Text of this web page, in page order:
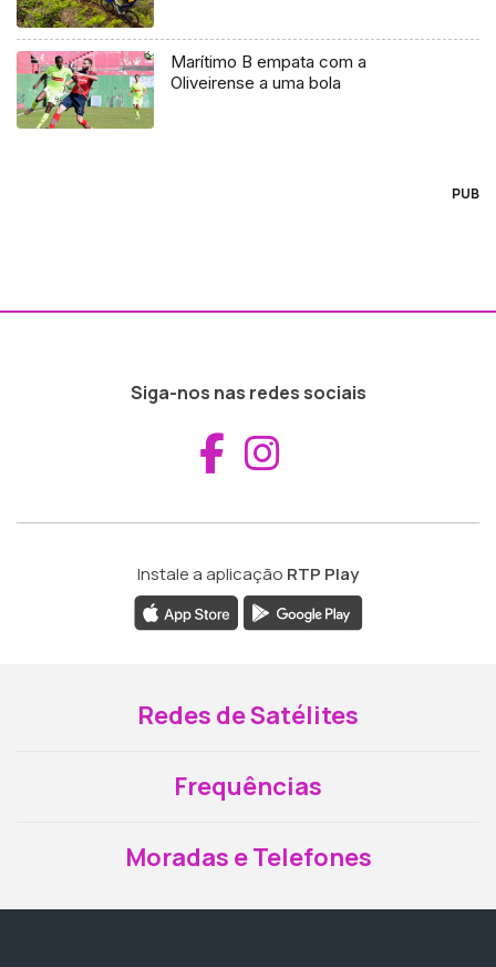
Marítimo B empata com a
Oliveirense a uma bola
PUB
Siga-nos nas redes sociais
Aceder ao
Instale a aplicação RTP Play
Redes de Satélites
Frequências
Moradas e Telefones